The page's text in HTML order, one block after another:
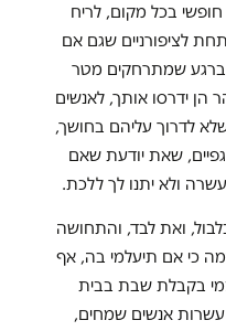
בכל מקום, לריח
לציפורניים שגם אם
שמתרחקים מטר
הן ידרסו אותך, לאנשים
לדרוך עליהם בחושך,
שאת יודעת שאם
ולא יתנו לך ללכת.
בלבול, ואת לבד, והתחושה
כי אם תיעלמי בה, אף
בקבלת שבת בבית
עשרות אנשים שמחים,